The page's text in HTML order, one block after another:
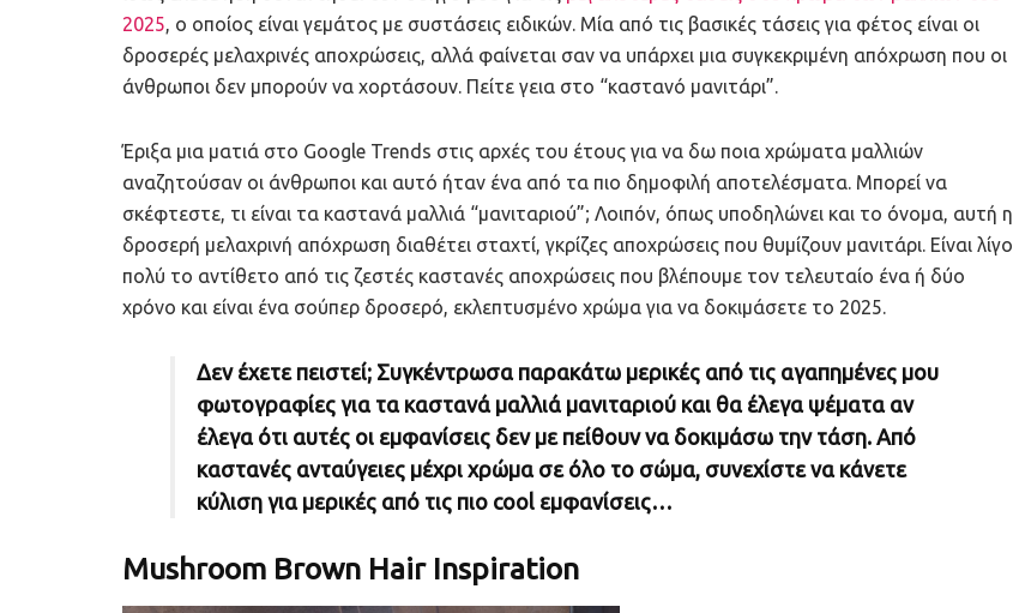
2025, ο οποίος είναι γεμάτος με συστάσεις ειδικών. Μία από τις βασικές τάσεις για φέτος είναι οι
δροσερές μελαχρινές αποχρώσεις, αλλά φαίνεται σαν να υπάρχει μια συγκεκριμένη απόχρωση που οι
άνθρωποι δεν μπορούν να χορτάσουν. Πείτε γεια στο “καστανό μανιτάρι”.
Έριξα μια ματιά στο Google Trends στις αρχές του έτους για να δω ποια χρώματα μαλλιών
αναζητούσαν οι άνθρωποι και αυτό ήταν ένα από τα πιο δημοφιλή αποτελέσματα. Μπορεί να
σκέφτεστε, τι είναι τα καστανά μαλλιά “μανιταριού”; Λοιπόν, όπως υποδηλώνει και το όνομα, αυτή η
δροσερή μελαχρινή απόχρωση διαθέτει σταχτί, γκρίζες αποχρώσεις που θυμίζουν μανιτάρι. Είναι λίγο
πολύ το αντίθετο από τις ζεστές καστανές αποχρώσεις που βλέπουμε τον τελευταίο ένα ή δύο
χρόνο και είναι ένα σούπερ δροσερό, εκλεπτυσμένο χρώμα για να δοκιμάσετε το 2025.
Δεν έχετε πειστεί; Συγκέντρωσα παρακάτω μερικές από τις αγαπημένες μου
φωτογραφίες για τα καστανά μαλλιά μανιταριού και θα έλεγα ψέματα αν
έλεγα ότι αυτές οι εμφανίσεις δεν με πείθουν να δοκιμάσω την τάση. Από
καστανές ανταύγειες μέχρι χρώμα σε όλο το σώμα, συνεχίστε να κάνετε
κύλιση για μερικές από τις πιο cool εμφανίσεις…
Mushroom Brown Hair Inspiration